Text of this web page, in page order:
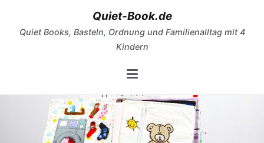
springen
Quiet-Book.de
Quiet Books, Basteln, Ordnung und Familienalltag mit 4
Kindern